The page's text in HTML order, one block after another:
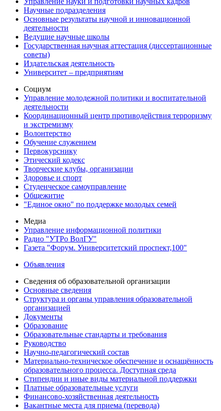
Научные подразделения
Основные результаты научной и инновационной
деятельности
Ведущие научные школы
Государственная научная аттестация (диссертационные
советы)
Издательская деятельность
Университет – предприятиям
Социум
Управление молодежной политики и воспитательной
деятельности
Координационный центр противодействия терроризму
и экстремизму
Волонтерство
Обучение служением
Первокурснику
Этический кодекс
Творческие клубы, организации
Здоровье и спорт
Студенческое самоуправление
Общежитие
"Единое окно" по поддержке молодых семей
Медиа
Управление информационной политики
Радио "УТРо ВолГУ"
Газета "Форум. Университетский проспект,100"
Объявления
Сведения об образовательной организации
Основные сведения
Структура и органы управления образовательной
организацией
Документы
Образование
Образовательные стандарты и требования
Руководство
Научно-педагогический состав
Материально-техническое обеспечение и оснащённость
образовательного процесса. Доступная среда
Стипендии и иные виды материальной поддержки
Платные образовательные услуги
Финансово-хозяйственная деятельность
Вакантные места для приема (перевода)